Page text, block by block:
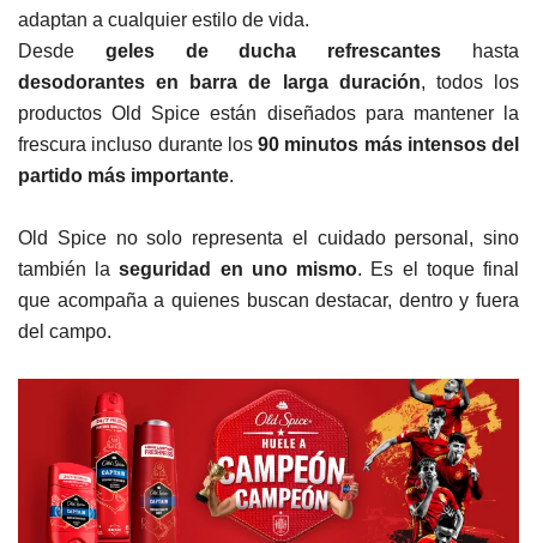
adaptan a cualquier estilo de vida.
Desde geles de ducha refrescantes hasta
desodorantes en barra de larga duración, todos los
productos Old Spice están diseñados para mantener la
frescura incluso durante los 90 minutos más intensos del
partido más importante.
Old Spice no solo representa el cuidado personal, sino
también laseguridad en uno mismo. Es el toque final
que acompaña a quienes buscan destacar, dentro y fuera
del campo.